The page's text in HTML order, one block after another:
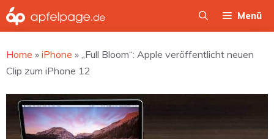
Zum
Inhalt
Menü
Home » iPhone » „Full Bloom“: Apple veröffentlicht neuen
Clip zum iPhone 12